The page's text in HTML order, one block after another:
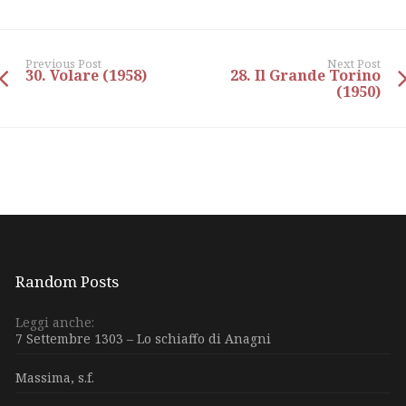
Previous Post
30. Volare (1958)
Next Post
28. Il Grande Torino
(1950)
Random Posts
Leggi anche:
7 Settembre 1303 – Lo schiaffo di Anagni
Massima, s.f.